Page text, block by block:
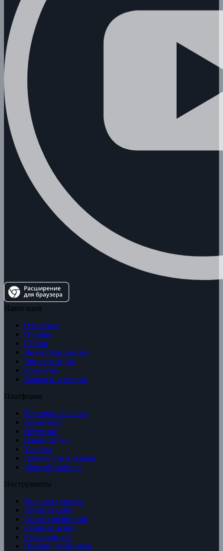
Навигация
О проекте
Отзывы
Статьи
ИнвестДайджесты
Энциклопедия
Контакты
Вопросы и ответы
Платформа
Торговые сигналы
Аналитика
Обучение
Наши сделки
Тарифы
Лояльность и скидки
Личный кабинет
Инструменты
Все инструменты
Анализ акций
Анализ облигаций
Скринер акций
Калькуляторы
Позиции трейдеров